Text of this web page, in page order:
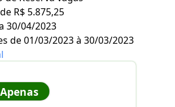
R$ 5.875,25
30/04/2023
de 01/03/2023 à 30/03/2023